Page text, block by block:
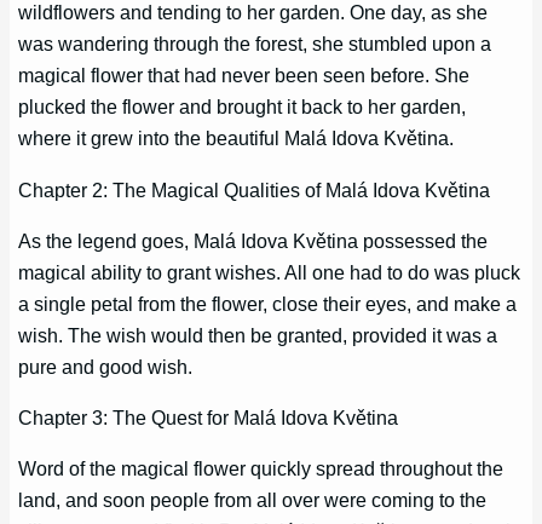
wildflowers and tending to her garden. One day, as she
was wandering through the forest, she stumbled upon a
magical flower that had never been seen before. She
plucked the flower and brought it back to her garden,
where it grew into the beautiful Malá Idova Květina.
Chapter 2: The Magical Qualities of Malá Idova Květina
As the legend goes, Malá Idova Květina possessed the
magical ability to grant wishes. All one had to do was pluck
a single petal from the flower, close their eyes, and make a
wish. The wish would then be granted, provided it was a
pure and good wish.
Chapter 3: The Quest for Malá Idova Květina
Word of the magical flower quickly spread throughout the
land, and soon people from all over were coming to the